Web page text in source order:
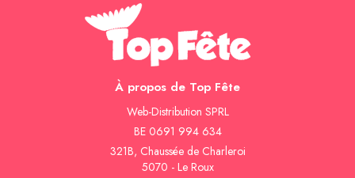
À propos de Top Fête
Web-Distribution SPRL
BE 0691 994 634
321B, Chaussée de Charleroi
5070 - Le Roux